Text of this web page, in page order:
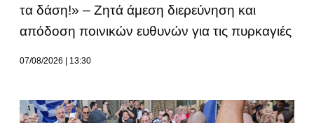
τα δάση!» – Ζητά άμεση διερεύνηση και
απόδοση ποινικών ευθυνών για τις πυρκαγιές
07/08/2026 13:30